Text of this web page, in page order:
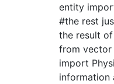
entity
#the rest
the result of
from vector
import
information